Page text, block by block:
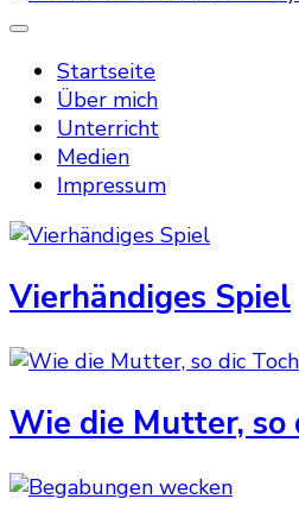
Klavier Tatiana
Klavier Tatiana
Startseite
Über mich
Unterricht
Medien
Impressum
Vierhändiges Spiel
Wie die Mutter, so